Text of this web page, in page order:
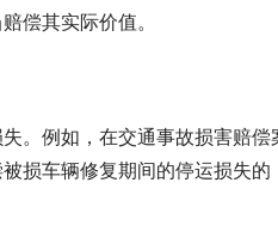
偿其实际价值。
。例如，在交通事故损害赔
损车辆修复期间的停运损失